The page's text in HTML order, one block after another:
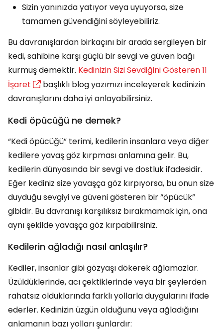
Sizin yanınızda yatıyor veya uyuyorsa, size
tamamen güvendiğini söyleyebiliriz.
Bu davranışlardan birkaçını bir arada sergileyen bir
kedi, sahibine karşı güçlü bir sevgi ve güven bağı
kurmuş demektir. Kedinizin Sizi Sevdiğini Gösteren 11
İşaret
başlıklı blog yazımızı inceleyerek kedinizin
davranışlarını daha iyi anlayabilirsiniz.
Kedi öpücüğü ne demek?
“Kedi öpücüğü” terimi, kedilerin insanlara veya diğer
kedilere yavaş göz kırpması anlamına gelir. Bu,
kedilerin dünyasında bir sevgi ve dostluk ifadesidir.
Eğer kediniz size yavaşça göz kırpıyorsa, bu onun size
duyduğu sevgiyi ve güveni gösteren bir “öpücük”
gibidir. Bu davranışı karşılıksız bırakmamak için, ona
aynı şekilde yavaşça göz kırpabilirsiniz.
Kedilerin ağladığı nasıl anlaşılır?
Kediler, insanlar gibi gözyaşı dökerek ağlamazlar.
Üzüldüklerinde, acı çektiklerinde veya bir şeylerden
rahatsız olduklarında farklı yollarla duygularını ifade
ederler. Kedinizin üzgün olduğunu veya ağladığını
anlamanın bazı yolları şunlardır: